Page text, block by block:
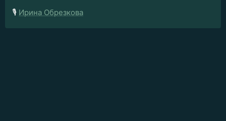
🎙️ Ирина Обрезкова